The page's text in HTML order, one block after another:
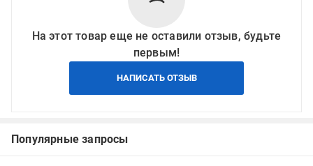
На этот товар еще не оставили отзыв, будьте
первым!
НАПИСАТЬ ОТЗЫВ
Популярные запросы